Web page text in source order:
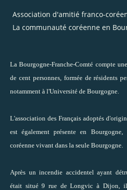
Association d'amitié franco-
La communauté coréenne en
La Bourgogne-Franche-Comté compte
de cent personnes, formée de résidents
notamment à l'Université de Bourgogne
L'association des Français adoptés
est également présente en
coréenne vivant dans la seule Bourgogne.
Après un incendie accidentel ayant
était situé 9 rue de Longvic à Dijon,